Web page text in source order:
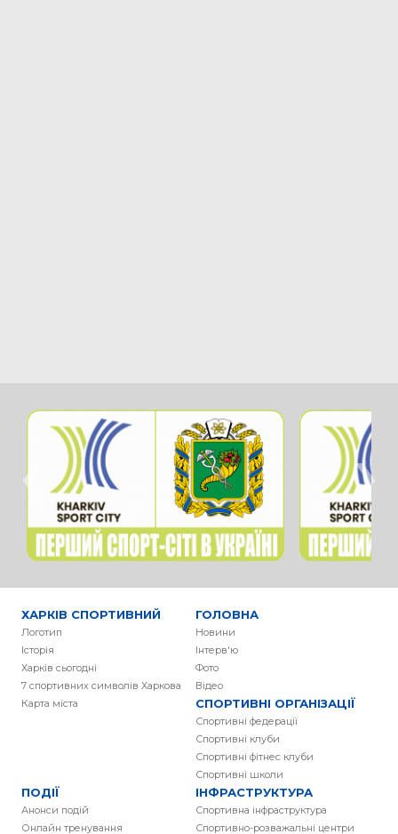
‹ ›
ХАРКІВ СПОРТИВНИЙ
Логотип
Історія
Харків сьогодні
7 спортивних символів Харкова
Карта міста
ГОЛОВНА
Новини
Інтерв'ю
Фото
Вiдео
СПОРТИВНІ ОРГАНІЗАЦІЇ
Спортивні федерації
Спортивні клуби
Спортивні фітнес клуби
Спортивні школи
ПОДІЇ
Анонси подій
Онлайн тренування
ІНФРАСТРУКТУРА
Спортивна інфраструктура
Спортивно-розважальні центри